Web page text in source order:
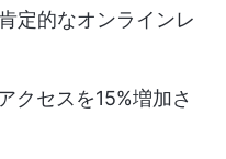
定的なオンラインレ
クセスを15%増加さ